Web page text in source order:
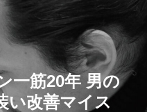
一筋20年 男の
い改善マイス